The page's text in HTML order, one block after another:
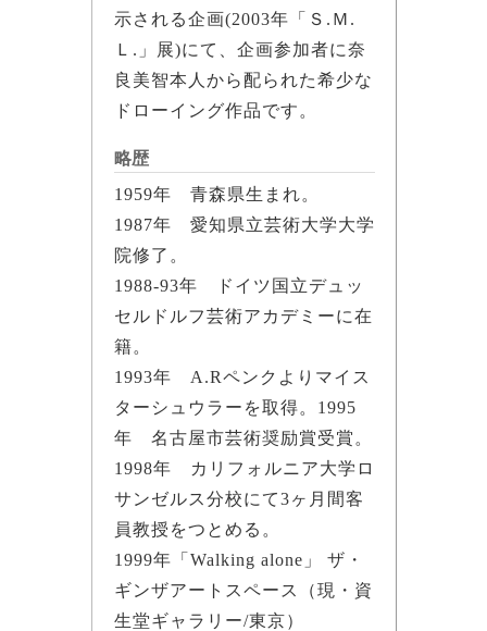
示される企画(2003年「Ｓ.Ｍ.
Ｌ.」展)にて、企画参加者に奈
良美智本人から配られた希少な
ドローイング作品です。
略歴
1959年 青森県生まれ。
1987年 愛知県立芸術大学大学
院修了。
1988-93年 ドイツ国立デュッ
セルドルフ芸術アカデミーに在
籍。
1993年 A.Rペンクよりマイス
ターシュウラーを取得。1995
年 名古屋市芸術奨励賞受賞。
1998年 カリフォルニア大学ロ
サンゼルス分校にて3ヶ月間客
員教授をつとめる。
1999年「Walking alone」 ザ・
ギンザアートスペース（現・資
生堂ギャラリー/東京）